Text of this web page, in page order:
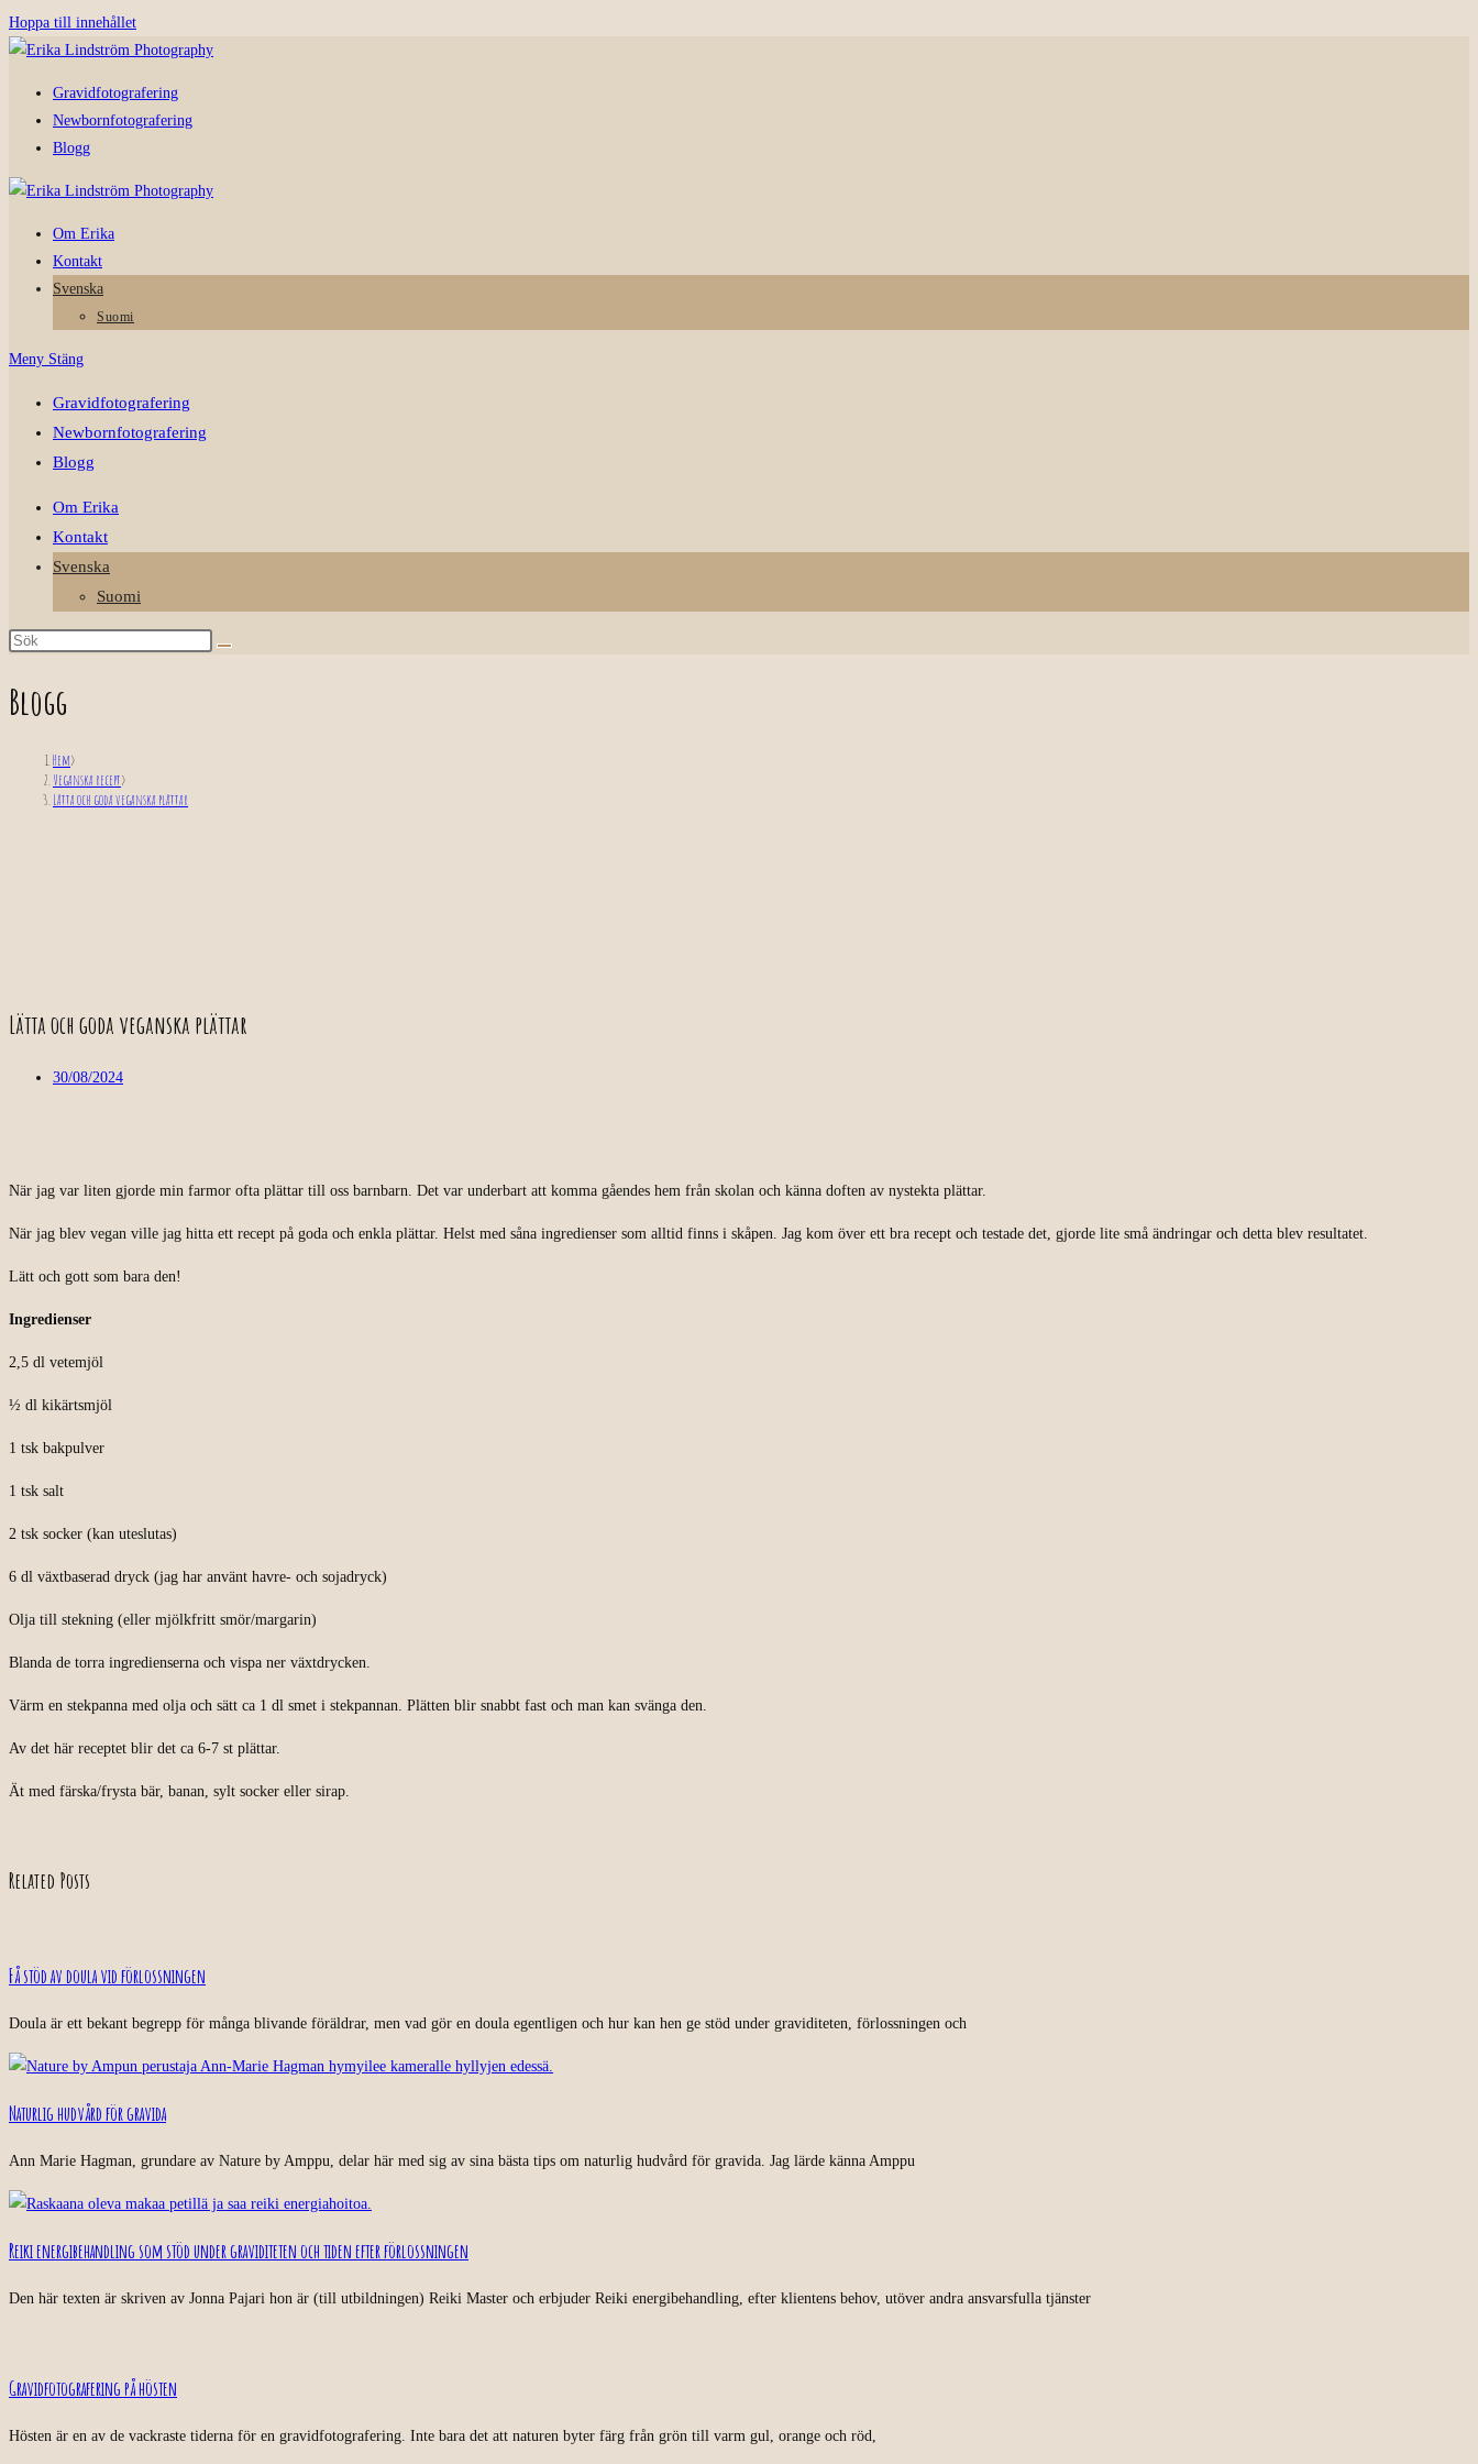
Hoppa till innehållet
Gravidfotografering
Newbornfotografering
Blogg
Om Erika
Kontakt
Svenska
Suomi
Meny Stäng
Gravidfotografering
Newbornfotografering
Blogg
Om Erika
Kontakt
Svenska
Suomi
Blogg
Hem>
Veganska recept>
Lätta och goda veganska plättar
Lätta och goda veganska plättar
30/08/2024
När jag var liten gjorde min farmor ofta plättar till oss barnbarn. Det var underbart att komma gåendes hem från skolan och känna doften av nystekta plättar.
När jag blev vegan ville jag hitta ett recept på goda och enkla plättar. Helst med såna ingredienser som alltid finns i skåpen. Jag kom över ett bra recept och testade det, gjorde lite små ändringar och detta blev resultatet.
Lätt och gott som bara den!
Ingredienser
2,5 dl vetemjöl
½ dl kikärtsmjöl
1 tsk bakpulver
1 tsk salt
2 tsk socker (kan uteslutas)
6 dl växtbaserad dryck (jag har använt havre- och sojadryck)
Olja till stekning (eller mjölkfritt smör/margarin)
Blanda de torra ingredienserna och vispa ner växtdrycken.
Värm en stekpanna med olja och sätt ca 1 dl smet i stekpannan. Plätten blir snabbt fast och man kan svänga den.
Av det här receptet blir det ca 6-7 st plättar.
Ät med färska/frysta bär, banan, sylt socker eller sirap.
Related Posts
Få stöd av doula vid förlossningen
Doula är ett bekant begrepp för många blivande föräldrar, men vad gör en doula egentligen och hur kan hen ge stöd under graviditeten, förlossningen och
Naturlig hudvård för gravida
Ann Marie Hagman, grundare av Nature by Amppu, delar här med sig av sina bästa tips om naturlig hudvård för gravida. Jag lärde känna Amppu
Reiki energibehandling som stöd under graviditeten och tiden efter förlossningen
Den här texten är skriven av Jonna Pajari hon är (till utbildningen) Reiki Master och erbjuder Reiki energibehandling, efter klientens behov, utöver andra ansvarsfulla tjänster
Gravidfotografering på hösten
Hösten är en av de vackraste tiderna för en gravidfotografering. Inte bara det att naturen byter färg från grön till varm gul, orange och röd,